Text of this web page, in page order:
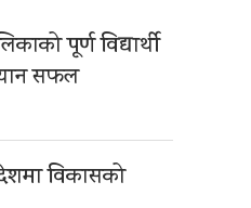
पूर्ण विद्यार्थी
सफल
विकासको